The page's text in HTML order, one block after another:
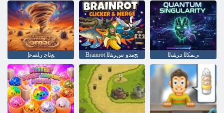
ﻊﺋﺎﺟ ﺭﺎﺼﻋﺇ Brainrot ﺞﻣﺩﻭ ﺱﺮﻔﻟﺍ ﻲﻤﻜﻟﺍ ﺩﺮﻔﺘﻟﺍ